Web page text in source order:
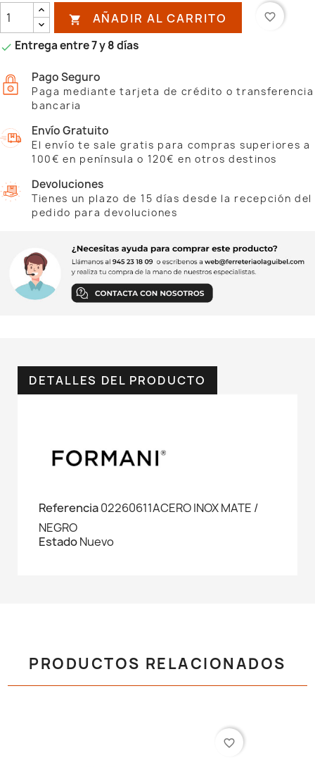
 AÑADIR AL CARRITO favorite_border
 Entrega entre 7 y 8 días
Pago Seguro
Paga mediante tarjeta de crédito o transferencia
bancaria
Envío Gratuito
El envío te sale gratis para compras superiores a
100€ en península o 120€ en otros destinos
Devoluciones
Tienes un plazo de 15 días desde la recepción del
pedido para devoluciones
DETALLES DEL PRODUCTO
Referencia02260611ACERO INOX MATE /
NEGRO
EstadoNuevo
PRODUCTOS RELACIONADOS
favorite_border